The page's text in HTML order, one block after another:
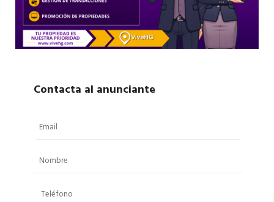
Contacta al anunciante